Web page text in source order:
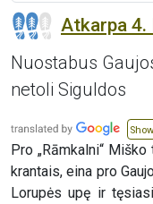
Atkarpa 4.
Nuostabus
netoli Siguldos
Pro „Rāmkalni“
krantais, eina pro
Lorupės upę ir